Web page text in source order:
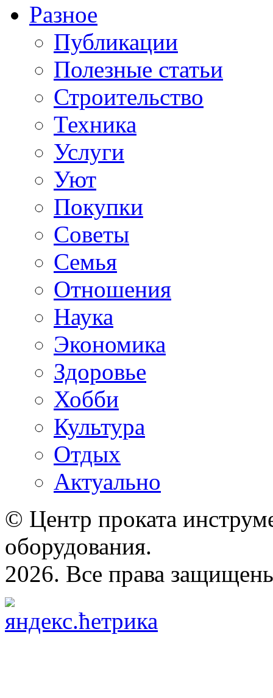
Разное
Публикации
Полезные статьи
Строительство
Техника
Услуги
Уют
Покупки
Советы
Семья
Отношения
Наука
Экономика
Здоровье
Хобби
Культура
Отдых
Актуально
© Центр проката
оборудования.
2026. Все права